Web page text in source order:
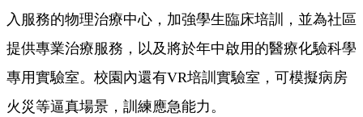
入服務的物理治療中心，加強學生臨床培訓，並為社區
提供專業治療服務，以及將於年中啟用的醫療化驗科學
專用實驗室。校園內還有VR培訓實驗室，可模擬病房
火災等逼真場景，訓練應急能力。